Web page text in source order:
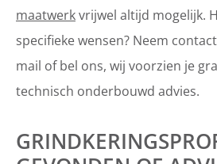
maatwerkvrijwel altijd mogelijk.
specifieke wensen? Neem
mail of bel ons, wij voorzien je
technisch onderbouwd advies.